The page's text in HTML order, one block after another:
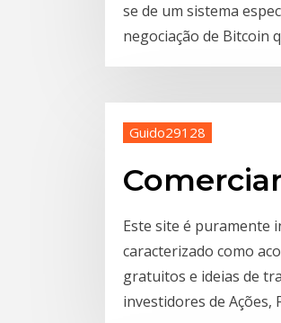
se de um sistema
negociação de Bitcoin
Guido29128
Este site é puramente
caracterizado como
gratuitos e ideias de
investidores de Ações,